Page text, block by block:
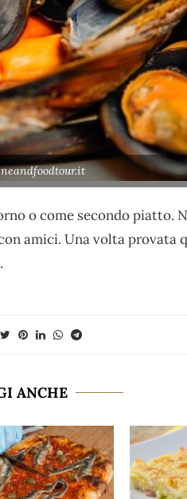
o come secondo piatto.
amici. Una volta provata
ANCHE